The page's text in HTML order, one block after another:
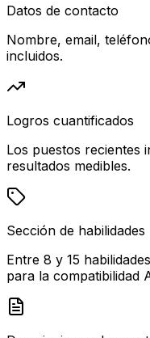
Datos de contacto
Nombre, email,
incluidos.
Logros cuantificados
Los puestos recientes
resultados medibles.
Sección de habilidades
Entre 8 y 15
para la compatibilidad